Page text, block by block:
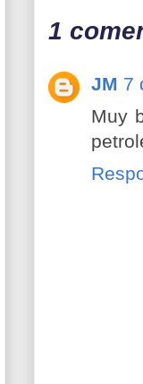
1
JM 7
Muy